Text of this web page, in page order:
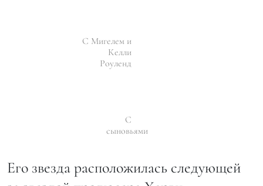
С Мигелем и
Келли
Роуленд
С
сыновьями
Его звезда расположилась следующей